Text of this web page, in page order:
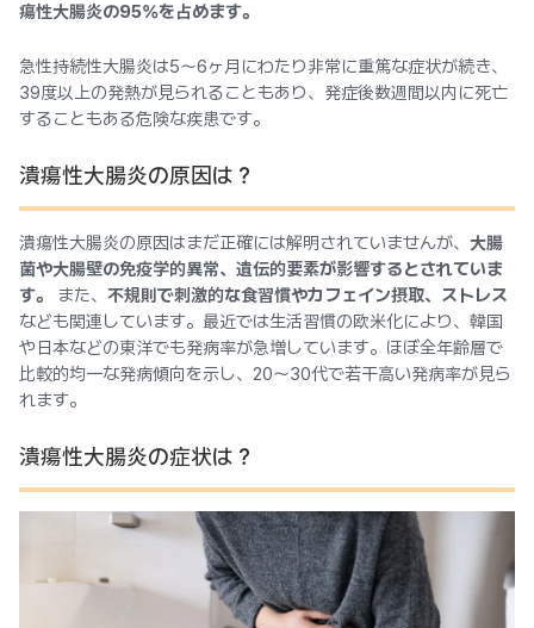
瘍性大腸炎の95%を占めます。
急性持続性大腸炎は5〜6ヶ月にわたり非常に重篤な症状が続き、
39度以上の発熱が見られることもあり、発症後数週間以内に死亡
することもある危険な疾患です。
潰瘍性大腸炎の原因は？
潰瘍性大腸炎の原因はまだ正確には解明されていませんが、 大腸
菌や大腸壁の免疫学的異常、遺伝的要素が影響するとされていま
す。
また、 不規則で刺激的な食習慣やカフェイン摂取、ストレス
なども関連しています。最近では生活習慣の欧米化により、韓国
や日本などの東洋でも発病率が急増しています。ほぼ全年齢層で
比較的均一な発病傾向を示し、20〜30代で若干高い発病率が見ら
れます。
潰瘍性大腸炎の症状は？